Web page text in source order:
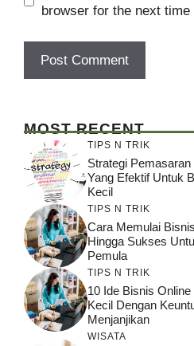
browser for the next
MOST RECENT
TIPS N TRIK
Strategi Pemasaran
Yang Efektif Untuk
Kecil
TIPS N TRIK
Cara Memulai
Hingga Sukses
Pemula
TIPS N TRIK
10 Ide Bisnis Online
Kecil Dengan
Menjanjikan
WISATA